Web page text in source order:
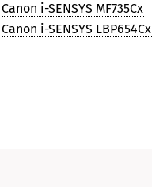
Canon i-SENSYS MF735Cx
Canon i-SENSYS LBP654Cx